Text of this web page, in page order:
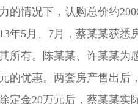
的情况下，认购总价约
年5月、7月，蔡某某获
所有。陈某某、许某某为
的优惠。两套房产售出
定金20万元后，蔡某某实